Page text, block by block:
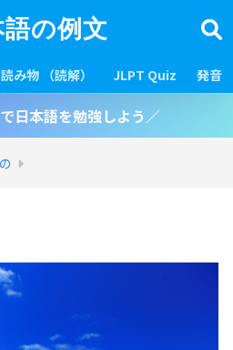
語の例文
読み物 （読解） JLPT Quiz 発音
日本語を勉強しよう／